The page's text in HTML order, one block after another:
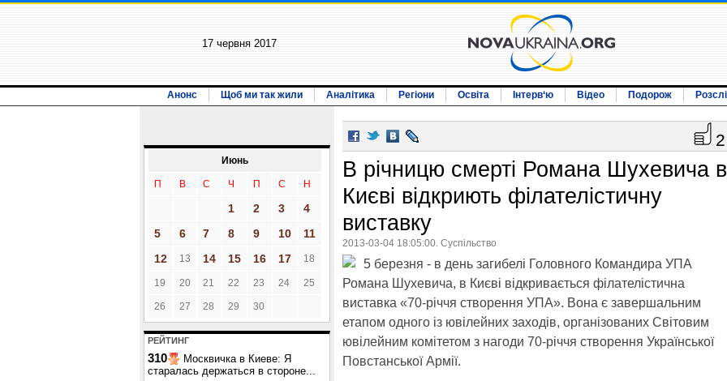
17 червня 2017
Анонс Щоб ми так жили Аналітика Регіони Освіта Інтерв‘ю Відео Подорож
Июнь
П В С Ч П С Н
1 2 3
4
5
6 7 8 9 10
11
12
13 14 15 16 17 18
19 20 21 22 23 24 25
26 27 28 29 30
РЕЙТИНГ
310
Москвичка в Киеве: Я
старалась держаться в стороне...
2
В річницю смерті Романа Шухевича в
Києві відкриють філателістичну
виставку
2013-03-04 18:05:00. Суспільство
5 березня - в день загибелі Головного Командира УПА
Романа Шухевича, в Києві відкривається філателістична
виставка «70-річчя створення УПА». Вона є завершальним
етапом одного із ювілейних заходів, організованих Світовим
ювілейним комітетом з нагоди 70-річчя створення Української
Повстанської Армії.